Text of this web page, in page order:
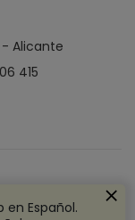
- Alicante
415
Español.